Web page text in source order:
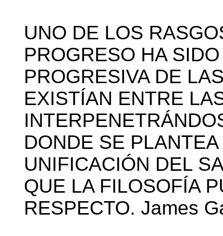
UNO DE LOS
PROGRESO HA
PROGRESIVA DE
EXISTÍAN ENTRE
DONDE SE
UNIFICACIÓN DEL
QUE LA FILOSOFÍA
RESPECTO. James